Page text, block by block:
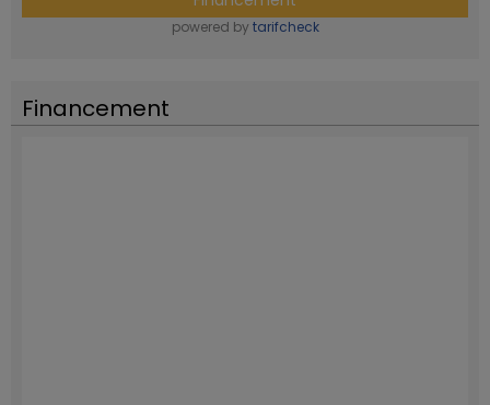
powered by tarifcheck
Financement